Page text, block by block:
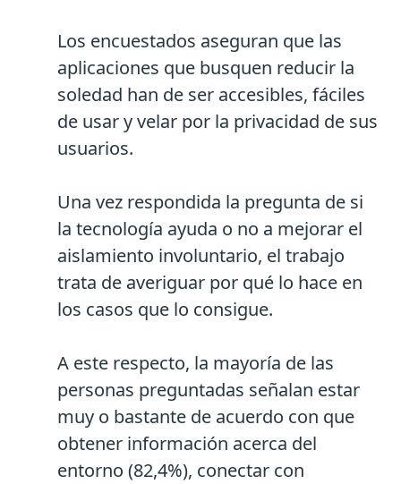
Los encuestados aseguran que las
aplicaciones que busquen reducir la
soledad han de ser accesibles, fáciles
de usar y velar por la privacidad de sus
usuarios.
Una vez respondida la pregunta de si
la tecnología ayuda o no a mejorar el
aislamiento involuntario, el trabajo
trata de averiguar por qué lo hace en
los casos que lo consigue.
A este respecto, la mayoría de las
personas preguntadas señalan estar
muy o bastante de acuerdo con que
obtener información acerca del
entorno (82,4%), conectar con